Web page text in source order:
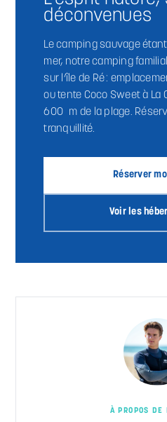
déconvenues
Le camping sauvage
mer, notre camping
sur l’île de Ré :
ou tente Coco Sweet à La
600 m de la plage.
tranquillité.
Réserver
Voir les
À PROPOS DE